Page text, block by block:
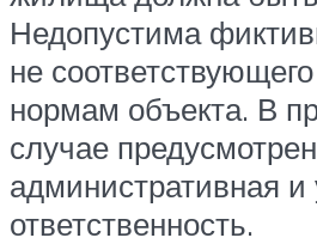
Недопустима
не
нормам объекта. В
случае
административная и
ответственность.